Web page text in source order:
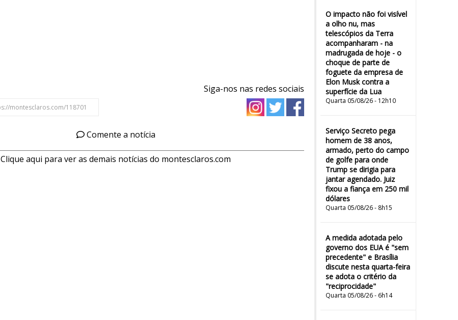
O impacto não foi visível
a olho nu, mas
telescópios da Terra
acompanharam - na
madrugada de hoje - o
choque de parte de
foguete da empresa de
Elon Musk contra a
superfície da Lua
Quarta 05/08/26 - 12h10
Serviço Secreto pega
homem de 38 anos,
armado, perto do campo
de golfe para onde
Trump se dirigia para
jantar agendado. Juiz
fixou a fiança em 250 mil
dólares
Quarta 05/08/26 - 8h15
A medida adotada pelo
governo dos EUA é "sem
precedente" e Brasília
discute nesta quarta-feira
se adota o critério da
"reciprocidade"
Quarta 05/08/26 - 6h14
Siga-nos nas redes sociais
Comente a notícia
Clique aqui para ver as demais notícias do montesclaros.com